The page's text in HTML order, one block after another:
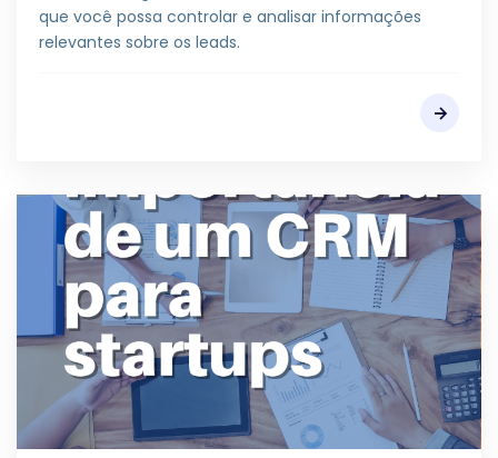
que você possa controlar e analisar informações
relevantes sobre os leads.